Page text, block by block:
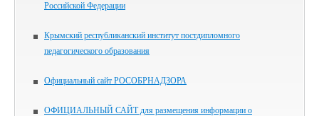
Российской Федерации
Крымский республиканский институт постдипломного
педагогического образования
Официальный сайт РОСОБРНАДЗОРА
ОФИЦИАЛЬНЫЙ САЙТ для размещения информации о